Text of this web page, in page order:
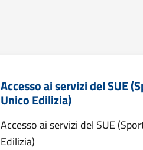
Accesso ai servizi del SUE
Unico Edilizia)
Accesso ai servizi del SUE
Edilizia)